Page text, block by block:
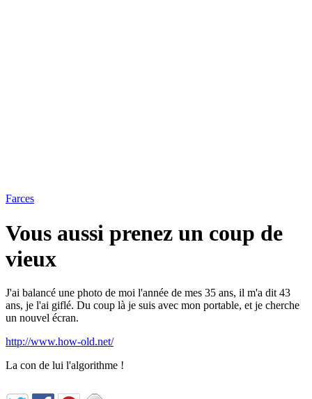
Farces
Vous aussi prenez un coup de
vieux
J'ai balancé une photo de moi l'année de mes 35 ans, il m'a dit 43
ans, je l'ai giflé. Du coup là je suis avec mon portable, et je cherche
un nouvel écran.
http://www.how-old.net/
La con de lui l'algorithme !